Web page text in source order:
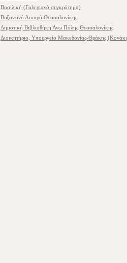
Βασιλική (Γαλεριανό συγκρότημα)
Βυζαντινό Λουτρό Θεσσαλονίκης
Δημοτική Βιβλιοθήκη Άνω Πόλης Θεσσαλονίκης
Διοικητήριο, Υπουργείο Μακεδονίας-Θράκης